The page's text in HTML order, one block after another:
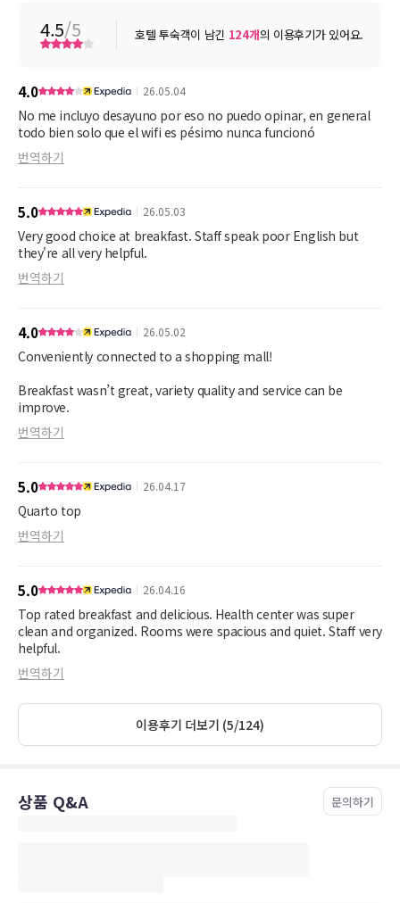
4.5/5 호텔 투숙객이 남긴 124개의 이용후기가 있어요.
4.0 26.05.04
No me incluyo desayuno por eso no puedo opinar, en general
todo bien solo que el wifi es pésimo nunca funcionó
번역하기
5.0 26.05.03
Very good choice at breakfast. Staff speak poor English but
they're all very helpful.
번역하기
4.0 26.05.02
Conveniently connected to a shopping mall!
Breakfast wasn’t great, variety quality and service can be
improve.
번역하기
5.0 26.04.17
Quarto top
번역하기
5.0 26.04.16
Top rated breakfast and delicious. Health center was super
clean and organized. Rooms were spacious and quiet. Staff very
helpful.
번역하기
이용후기 더보기 (5/124)
상품 Q&A 문의하기